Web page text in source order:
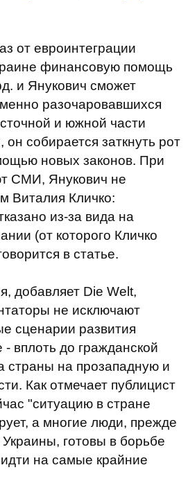
от евроинтеграции
финансовую помощь
и Янукович сможет
разочаровавшихся
и южной части
собирается заткнуть рот
новых законов. При
СМИ, Янукович не
Виталия Кличко:
из-за вида на
(от которого Кличко
в статье.
добавляет Die Welt,
не исключают
сценарии развития
вплоть до гражданской
страны на прозападную и
Как отмечает публицист
"ситуацию в стране
а многие люди, прежде
готовы в борьбе
на самые крайние